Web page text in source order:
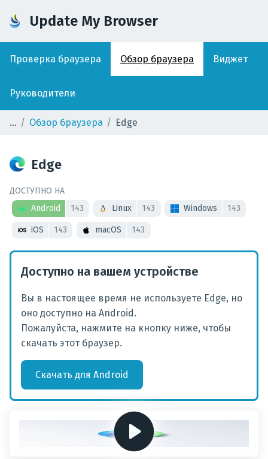
Update My Browser
Проверка браузера Обзор браузера Виджет
Руководители
Обзор браузера Edge
Edge
ДОСТУПНО НА
Android
143 Linux 143 Windows 143
iOS 143 macOS 143
Доступно на вашем устройстве
Вы в настоящее время не используете Edge, но
оно доступно на Android.
Пожалуйста, нажмите на кнопку ниже, чтобы
скачать этот браузер.
Скачать для Android